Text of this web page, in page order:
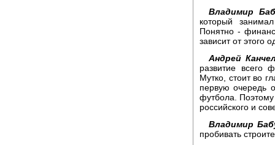
Владимир
который
Понятно -
зависит от этого
Андрей
развитие всего
Мутко, стоит во
первую очередь
футбола.
российского и
Владимир
пробивать